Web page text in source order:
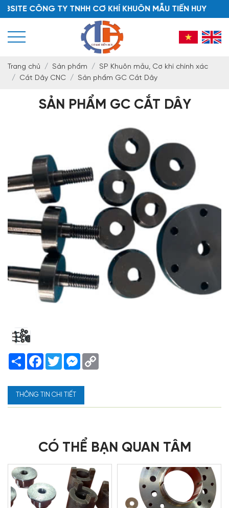
CÔNG TY TNHH CƠ KHÍ KHUÔN MẪU TIẾN HUY
Trang chủ Sản phẩm
SP Khuôn mẫu, Cơ khí chính xác
Cắt Dây CNC
Sản phẩm GC Cắt Dây
SẢN PHẨM GC CẮT DÂY
Share Facebook
TwitterMessenger
THÔNG TIN CHI TIẾT
CÓ THỂ BẠN QUAN TÂM